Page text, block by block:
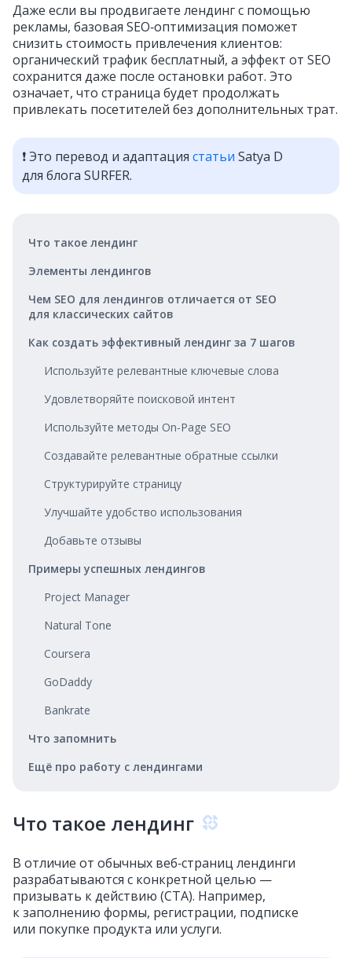
Даже если вы продвигаете лендинг с помощью
рекламы, базовая SEO‑оптимизация поможет
снизить стоимость привлечения клиентов:
органический трафик бесплатный, а эффект от SEO
сохранится даже после остановки работ. Это
означает, что страница будет продолжать
привлекать посетителей без дополнительных трат.
❗ Это перевод и адаптация статьи Satya D
для блога SURFER.
Что такое лендинг
Элементы лендингов
Чем SEO для лендингов отличается от SEO
для классических сайтов
Как создать эффективный лендинг за 7 шагов
Используйте релевантные ключевые слова
Удовлетворяйте поисковой интент
Используйте методы On‑Page SEO
Создавайте релевантные обратные ссылки
Структурируйте страницу
Улучшайте удобство использования
Добавьте отзывы
Примеры успешных лендингов
Project Manager
Natural Tone
Coursera
GoDaddy
Bankrate
Что запомнить
Ещё про работу с лендингами
Что такое лендинг
В отличие от обычных веб‑страниц лендинги
разрабатываются с конкретной целью —
призывать к действию (CTA). Например,
к заполнению формы, регистрации, подписке
или покупке продукта или услуги.